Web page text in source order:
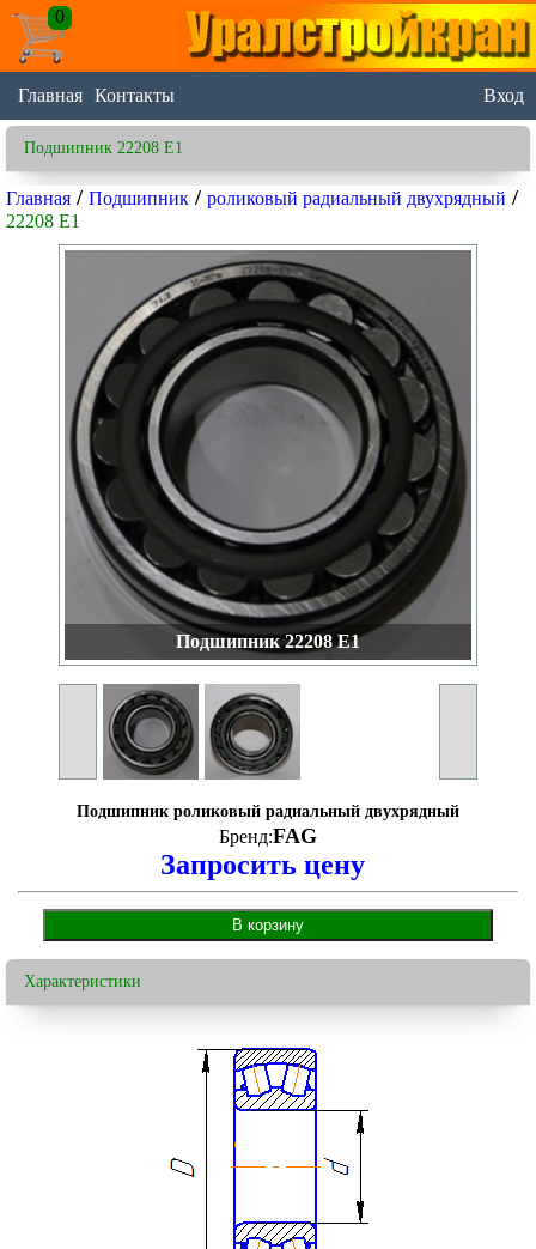
0
Главная Контакты Вход
Подшипник 22208 E1
Главная / Подшипник / роликовый радиальный двухрядный /
22208 E1
Подшипник 22208 E1
Подшипник роликовый радиальный двухрядный
Бренд:FAG
Запросить цену
Характеристики